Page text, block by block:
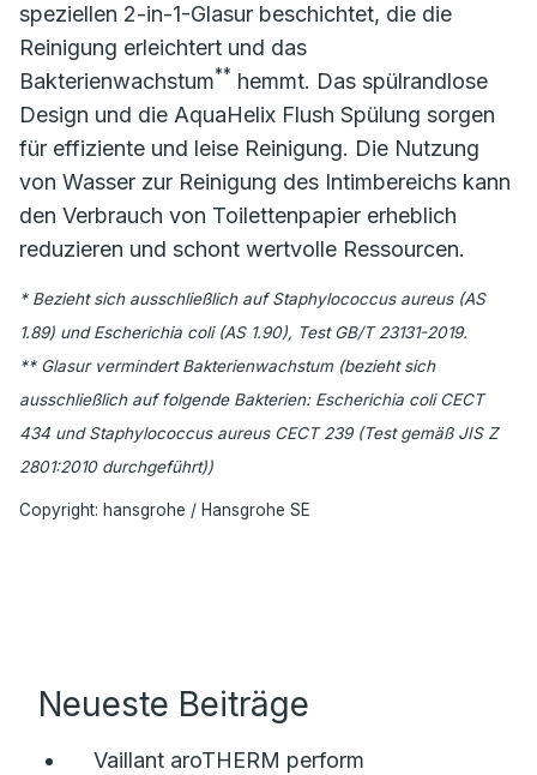
speziellen 2-in-1-Glasur beschichtet, die die
Reinigung erleichtert und das
Bakterienwachstum** hemmt. Das spülrandlose
Design und die AquaHelix Flush Spülung sorgen
für effiziente und leise Reinigung. Die Nutzung
von Wasser zur Reinigung des Intimbereichs kann
den Verbrauch von Toilettenpapier erheblich
reduzieren und schont wertvolle Ressourcen.
* Bezieht sich ausschließlich auf Staphylococcus aureus (AS
1.89) und Escherichia coli (AS 1.90), Test GB/T 23131-2019.
** Glasur vermindert Bakterienwachstum (bezieht sich
ausschließlich auf folgende Bakterien: Escherichia coli CECT
434 und Staphylococcus aureus CECT 239 (Test gemäß JIS Z
2801:2010 durchgeführt))
Copyright: hansgrohe / Hansgrohe SE
Neueste Beiträge
Vaillant aroTHERM perform